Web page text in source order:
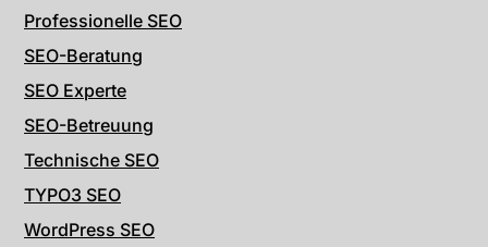
Professionelle SEO
SEO-Beratung
SEO Experte
SEO-Betreuung
Technische SEO
TYPO3 SEO
WordPress SEO